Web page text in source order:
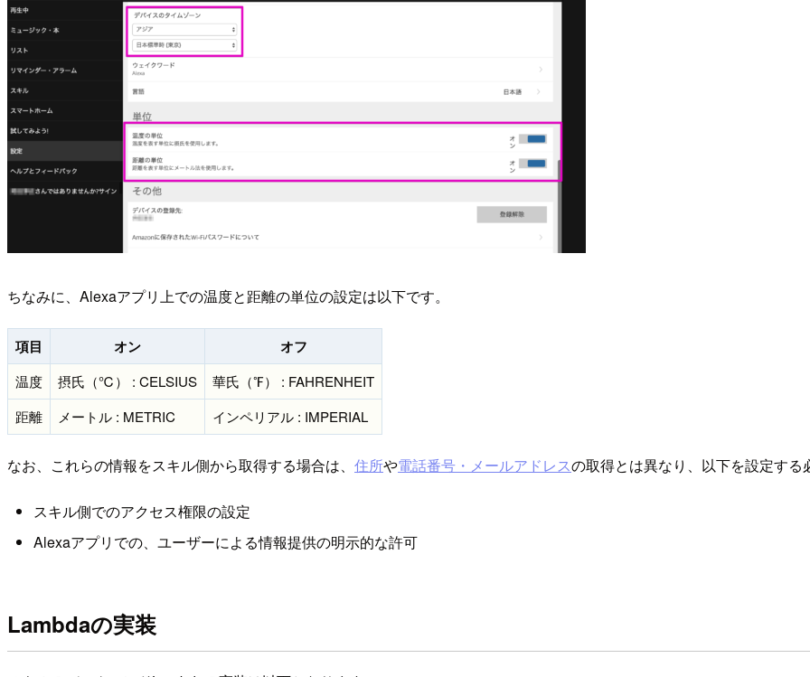
ちなみに、Alexaアプリ上での温度と距離の単位の設定は以下です。
項目 オン オフ
温度 摂氏（℃） : CELSIUS
華氏（℉） : FAHRENHEIT
距離
メートル : METRIC インペリアル : IMPERIAL
なお、これらの情報をスキル側から取得する場合は、 住所や電話番号・メールアドレスの取得とは異なり、以下を設定する
スキル側でのアクセス権限の設定
Alexaアプリでの、ユーザーによる情報提供の明示的な許可
Lambdaの実装